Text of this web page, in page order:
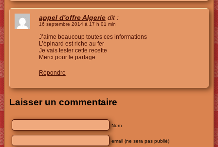
appel d'offre Algerie dit :
16 septembre 2014 à 17 h 01 min
J’aime beaucoup toutes ces informations
L’épinard est riche au fer
Je vais tester cette recette
Merci pour le partage
Répondre
Laisser un commentaire
Nom
email (ne sera pas publié)